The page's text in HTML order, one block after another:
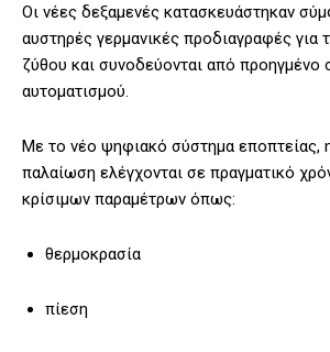
Οι νέες δεξαμενές κατασκευάστηκαν
αυστηρές γερμανικές προδιαγραφές για
ζύθου και συνοδεύονται από προηγμένο
αυτοματισμού.
Με το νέο ψηφιακό σύστημα εποπτείας,
παλαίωση ελέγχονται σε πραγματικό
κρίσιμων παραμέτρων όπως:
θερμοκρασία
πίεση